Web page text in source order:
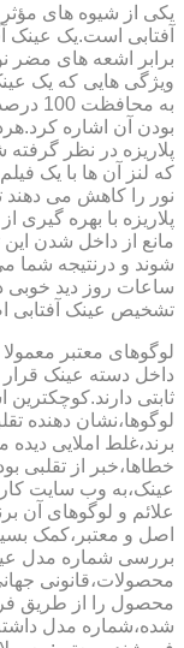
یکی از شیوه های
آفتابی است.یک عینک
برابر اشعه های مضر
ویژگی هایی که یک
به
بودن آن اشاره
پلاریزه در نظر
که لنز آن ها با یک
نور را کاهش می دهند
پلاریزه با بهره گیری
مانع از داخل شدن
شوند و درنتیجه شما
ساعات روز دید خوبی
تشخیص عینک آفتابی
لوگوهای معتبر
داخل دسته عینک قرار
ثابتی دارند.کوچکترین
لوگوها،نشان دهنده
برند،غلط املایی
خطاها،خبر از تقلبی
عینک،به وب سایت
علائم و لوگوهای آن
اصل و معتبر،کمک
بررسی شماره مدل
محصولات،قانونی
محصول را از طریق
شده،شماره مدل